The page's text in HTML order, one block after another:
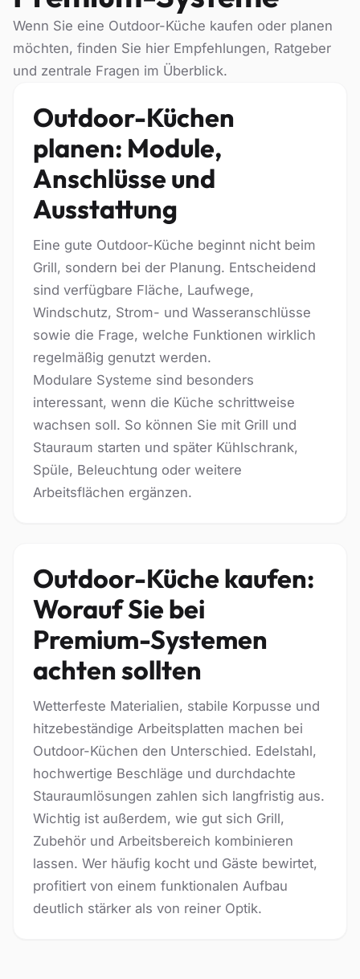
Wenn Sie eine Outdoor-Küche kaufen oder planen
möchten, finden Sie hier Empfehlungen, Ratgeber
und zentrale Fragen im Überblick.
Outdoor-Küchen
planen: Module,
Anschlüsse und
Ausstattung
Eine gute Outdoor-Küche beginnt nicht beim
Grill, sondern bei der Planung. Entscheidend
sind verfügbare Fläche, Laufwege,
Windschutz, Strom- und Wasseranschlüsse
sowie die Frage, welche Funktionen wirklich
regelmäßig genutzt werden.
Modulare Systeme sind besonders
interessant, wenn die Küche schrittweise
wachsen soll. So können Sie mit Grill und
Stauraum starten und später Kühlschrank,
Spüle, Beleuchtung oder weitere
Arbeitsflächen ergänzen.
Outdoor-Küche kaufen:
Worauf Sie bei
Premium-Systemen
achten sollten
Wetterfeste Materialien, stabile Korpusse und
hitzebeständige Arbeitsplatten machen bei
Outdoor-Küchen den Unterschied. Edelstahl,
hochwertige Beschläge und durchdachte
Stauraumlösungen zahlen sich langfristig aus.
Wichtig ist außerdem, wie gut sich Grill,
Zubehör und Arbeitsbereich kombinieren
lassen. Wer häufig kocht und Gäste bewirtet,
profitiert von einem funktionalen Aufbau
deutlich stärker als von reiner Optik.